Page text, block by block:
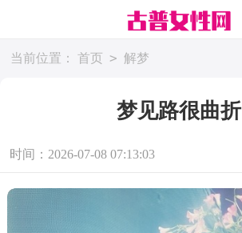
当前位置： 首页 > 解梦
梦见路很曲折
时间：2026-07-08 07:13:03